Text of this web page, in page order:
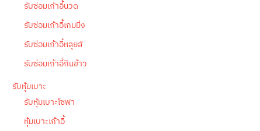
รับซ่อมเก้าอี้นวด
รับซ่อมเก้าอี้เกมมิ่ง
รับซ่อมเก้าอี้หลุยส์
รับซ่อมเก้าอี้กินข้าว
รับหุ้มเบาะ
รับหุ้มเบาะโซฟา
หุ้มเบาะเก้าอี้